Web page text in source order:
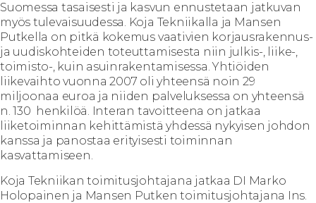
Suomessa tasaisesti ja kasvun ennustetaan jatkuvan
myös tulevaisuudessa. Koja Tekniikalla ja Mansen
Putkella on pitkä kokemus vaativien korjausrakennus-
ja uudiskohteiden toteuttamisesta niin julkis-, liike-,
toimisto-, kuin asuinrakentamisessa. Yhtiöiden
liikevaihto vuonna 2007 oli yhteensä noin 29
miljoonaa euroa ja niiden palveluksessa on yhteensä
n. 130 henkilöä. Interan tavoitteena on jatkaa
liiketoiminnan kehittämistä yhdessä nykyisen johdon
kanssa ja panostaa erityisesti toiminnan
kasvattamiseen.
Koja Tekniikan toimitusjohtajana jatkaa DI Marko
Holopainen ja Mansen Putken toimitusjohtajana Ins.